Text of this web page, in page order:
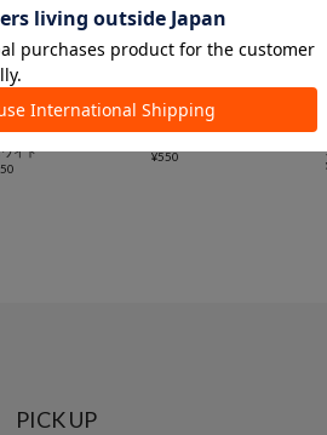

》マルチクリアボッ
イド
SALE 
3COINS
¥550
PICK UP